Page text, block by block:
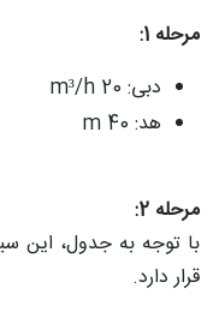
مرحله 1:
دبی: 20 m³/h
هد: 40 m
مرحله 2:
با توجه به جدول، این
قرار دارد.